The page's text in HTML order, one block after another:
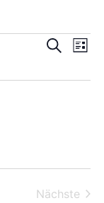
SucheListe
Nächste